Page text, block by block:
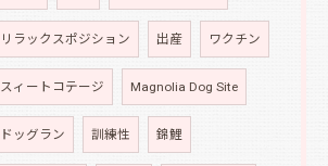
リラックスポジション 出産 ワクチン
スィートコテージ Magnolia Dog Site
ドッグラン 訓練性 錦鯉